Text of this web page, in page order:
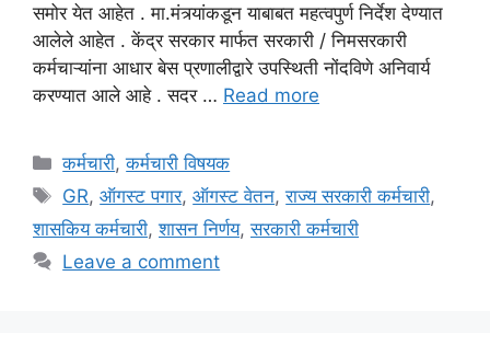
समोर येत आहेत . मा.मंत्र्यांकडून याबाबत महत्वपुर्ण निर्देश देण्यात
आलेले आहेत . केंद्र सरकार मार्फत सरकारी / निमसरकारी
कर्मचाऱ्यांना आधार बेस प्रणालीद्वारे उपस्थिती नोंदविणे अनिवार्य
करण्यात आले आहे . सदर … Read more
Categories
कर्मचारी,कर्मचारी विषयक
Tags
GR,ऑगस्ट पगार,ऑगस्ट वेतन,राज्य सरकारी कर्मचारी,
शासकिय कर्मचारी,शासन निर्णय,सरकारी कर्मचारी
Leave a comment